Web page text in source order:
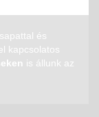
és
kapcsolatos
is állunk az